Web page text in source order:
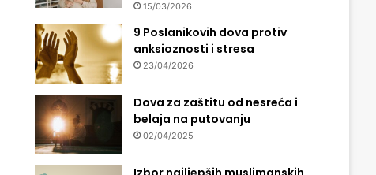
15/03/2026
9 Poslanikovih dova protiv
anksioznosti i stresa
23/04/2026
Dova za zaštitu od nesreća i
belaja na putovanju
02/04/2025